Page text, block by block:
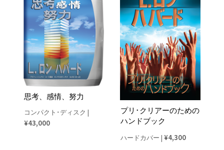
思考、感情、努力
コンパクト･ディスク |
¥43,000
プリ･クリアーのための
ハンドブック
ハードカバー | ¥4,300